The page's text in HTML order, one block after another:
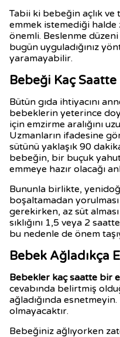
Tabii ki bebeğin açlık
emmek istemediği
önemli. Beslenme
bugün uyguladığınız
yaramayabilir.
Bebeği Kaç
Bütün gıda ihtiyacını
bebeklerin yeterince
için emzirme aralığını
Uzmanların ifadesine
sütünü yaklaşık 90
bebeğin, bir buçuk
emmeye hazır olacağı
Bununla birlikte,
boşaltamadan
gerekirken, az süt
sıklığını 1,5 veya 2
bu nedenle de önem
Bebek Ağladıkça
Bebekler kaç saatte bir
cevabında belirtmiş
ağladığında
olmayacaktır.
Bebeğiniz ağlıyorken